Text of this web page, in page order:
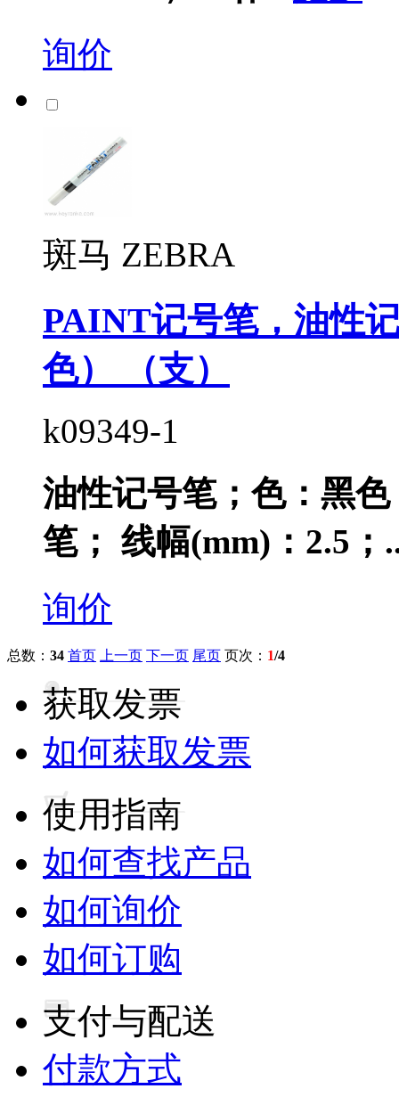
询价
斑马 ZEBRA
PAINT记号笔，油性
色） （支）
k09349-1
油性记号笔；色：黑
笔； 线幅(mm)：2.5；
询价
总数： 34 首页 上一页 下一页 尾页 页次： 1/4
获取发票
如何获取发票
使用指南
如何查找产品
如何询价
如何订购
支付与配送
付款方式